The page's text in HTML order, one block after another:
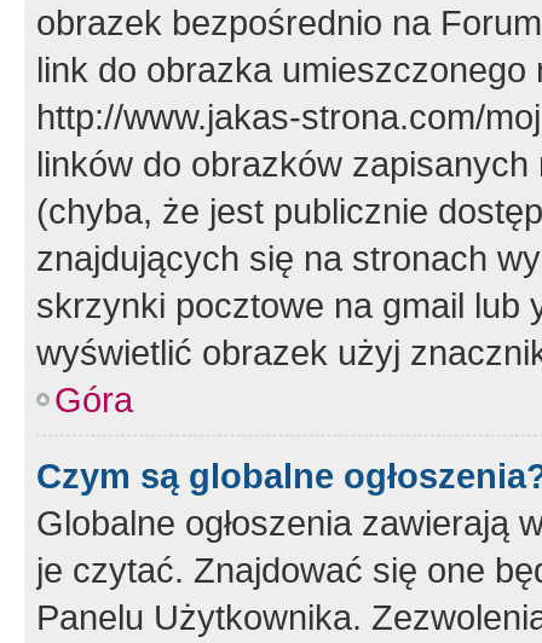
obrazek bezpośrednio na
link do obrazka
http://www.jakas-strona.com/
linków do obrazków
(chyba, że jest publicznie
znajdujących się na stronach
skrzynki pocztowe na gmail lub
wyświetlić obrazek użyj
Góra
Czym są globalne
Globalne ogłoszenia zawierają
je czytać. Znajdować się one
Panelu Użytkownika.